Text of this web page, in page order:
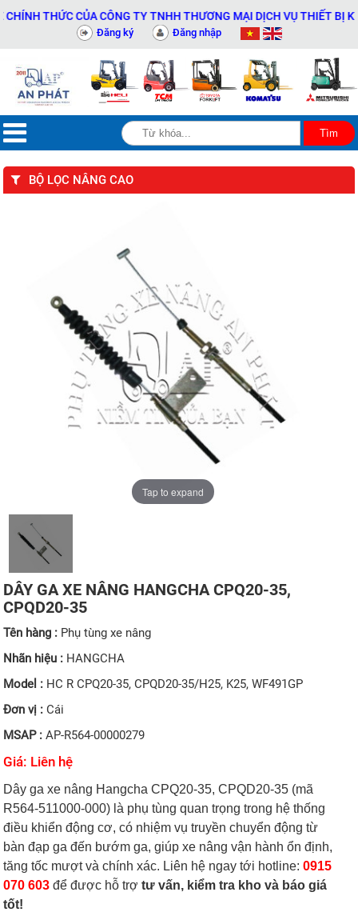
THỨC CỦA CÔNG TY TNHH THƯƠNG MẠI DỊCH VỤ THIẾT BỊ KỸ
Đăng ký Đăng nhập
BỘ LỌC NÂNG CAO
Tap to expand
DÂY GA XE NÂNG HANGCHA CPQ20-35,
CPQD20-35
Tên hàng : Phụ tùng xe nâng
Nhãn hiệu : HANGCHA
Model : HC R CPQ20-35, CPQD20-35/H25, K25, WF491GP
Đơn vị :Cái
MSAP :AP-R564-00000279
Giá: Liên hệ
Dây ga xe nâng Hangcha CPQ20-35, CPQD20-35 (mã
R564-511000-000) là phụ tùng quan trọng trong hệ thống
điều khiển động cơ, có nhiệm vụ truyền chuyển động từ
bàn đạp ga đến bướm ga, giúp xe nâng vận hành ổn định,
tăng tốc mượt và chính xác. Liên hệ ngay tới hotline:0915
070 603 để được hỗ trợtư vấn, kiểm tra kho và báo giá
tốt!